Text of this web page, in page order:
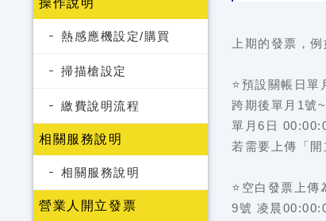
操作說明
熱感應機設定/購買
掃描槍設定
繳費說明流程
相關服務說明
相關服務說明
營業人開立發票
上期的發票，
⭐預設關帳日
跨期後單月1號
單月6日
若需要上傳「
⭐空白發票上
9號 凌晨